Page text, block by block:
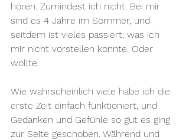
hören. Zumindest ich nicht. Bei mir
sind es 4 Jahre im Sommer, und
seitdem ist vieles passiert, was ich
mir nicht vorstellen konnte. Oder
wollte.
Wie wahrscheinlich viele habe ich die
erste Zeit einfach funktioniert, und
Gedanken und Gefühle so gut es ging
zur Seite geschoben. Während und